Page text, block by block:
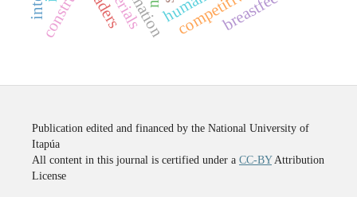
Publication edited and financed by the National University of
Itapúa
All content in this journal is certified under a CC-BYAttribution
License